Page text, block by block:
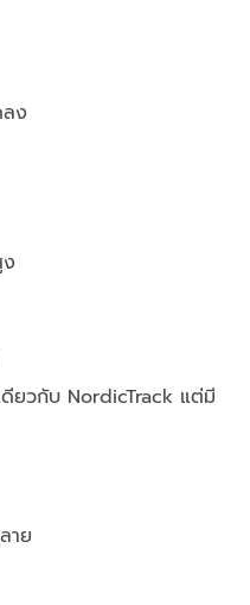
ลง
ยวกับ NordicTrack แต่มี
าย